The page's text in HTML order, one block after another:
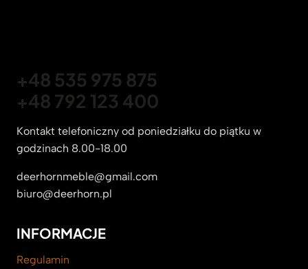
+48 535 975 875
+48 792 123 400
Kontakt telefoniczny od poniedziałku do piątku w
godzinach 8.00-18.00
deerhornmeble@gmail.com
biuro@deerhorn.pl
INFORMACJE
Regulamin